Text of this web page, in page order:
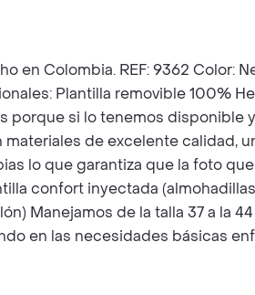
en Colombia. REF: 9362
Plantilla removible 100%
si lo tenemos disponible
de excelente calidad,
lo que garantiza que la foto
confort inyectada
Manejamos de la talla 37 a la
en las necesidades básicas